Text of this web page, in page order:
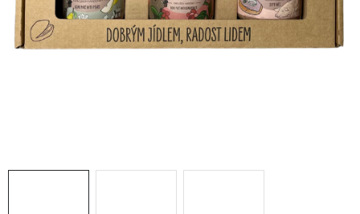
O NÁS NÁŠ PŘÍBĚH FIREMNÍ DÁRKY
KONTAKTY
DOPRAVA A PLATBA